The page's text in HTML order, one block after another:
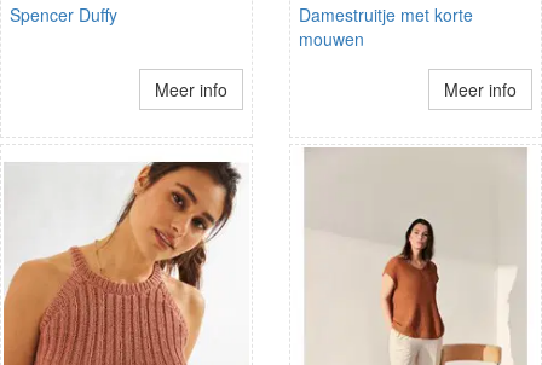
Spencer Duffy
Meer info
Damestruitje met korte
mouwen
Meer info